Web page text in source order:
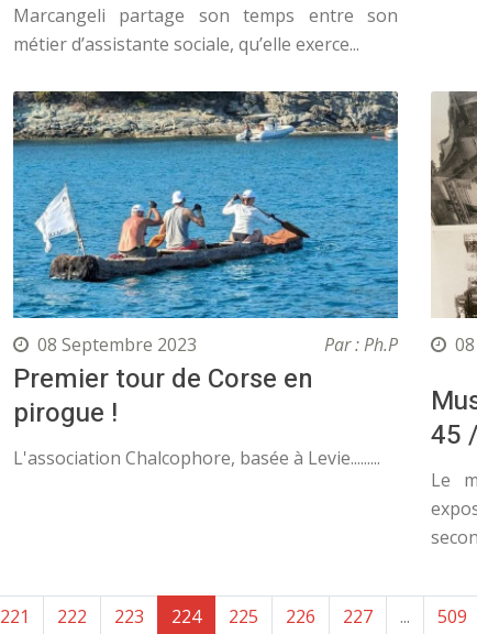
Marcangeli partage son temps entre son
métier d’assistante sociale, qu’elle exerce...
08 Septembre 2023 Par : Ph.P
Premier tour de Corse en
pirogue !
L'association Chalcophore, basée à Levie.........
45
Le
221 222 223 224 225 226 227 ... 509